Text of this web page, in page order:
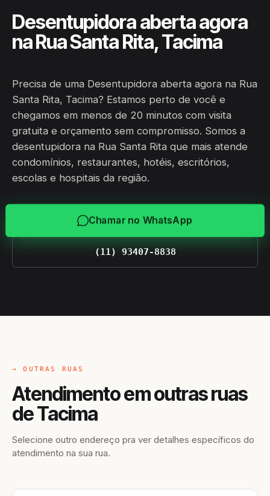
Desentupidora aberta agora
na Rua Santa Rita, Tacima
Precisa de uma Desentupidora aberta agora na Rua
Santa Rita, Tacima? Estamos perto de você e
chegamos em menos de 20 minutos com visita
gratuita e orçamento sem compromisso. Somos a
desentupidora na Rua Santa Rita que mais atende
condomínios, restaurantes, hotéis, escritórios,
escolas e hospitais da região.
Chamar no WhatsApp
(11) 93407-8838
→ OUTRAS RUAS
Atendimento em outras ruas
de Tacima
Selecione outro endereço pra ver detalhes específicos do
atendimento na sua rua.